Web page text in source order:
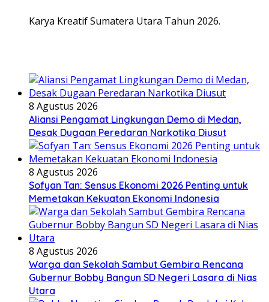
Karya Kreatif Sumatera Utara Tahun 2026.
8 Agustus 2026
Aliansi Pengamat Lingkungan Demo di Medan,
Desak Dugaan Peredaran Narkotika Diusut
8 Agustus 2026
Sofyan Tan: Sensus Ekonomi 2026 Penting untuk
Memetakan Kekuatan Ekonomi Indonesia
8 Agustus 2026
Warga dan Sekolah Sambut Gembira Rencana
Gubernur Bobby Bangun SD Negeri Lasara di Nias
Utara